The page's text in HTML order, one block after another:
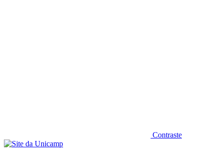
Contraste